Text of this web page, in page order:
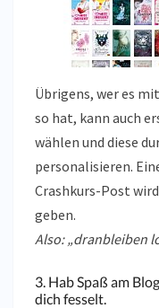
Übrigens, wer es
so hat, kann auch
wählen und diese
personalisieren.
Crashkurs-Post
geben.
Also: „dranbleiben
3. Hab Spaß am
dich fesselt.